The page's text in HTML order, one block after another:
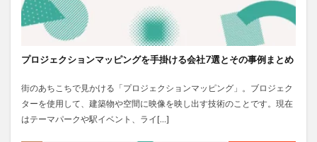
プロジェクションマッピングを手掛ける会社7選とその事例まとめ
街のあちこちで見かける「プロジェクションマッピング」。ブロジェク
ターを使用して、建築物や空間に映像を映し出す技術のことです。現在
はテーマパークや駅イベント、ライ[…]